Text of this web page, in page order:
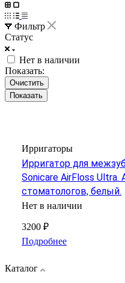
Фильтр
Статус
Нет в наличии
Показать:
Очистить
Ирригаторы
Ирригатор для
Sonicare AirFloss Ultra.
стоматологов, белый.
Нет в наличии
3200 ₽
Подробнее
Каталог